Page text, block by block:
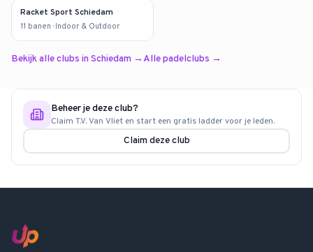
Racket Sport Schiedam
11 banen · Indoor & Outdoor
Bekijk alle clubs in Schiedam →Alle padelclubs →
Beheer je deze club?
Claim T.V. Van Vliet en start een gratis ladder voor je leden.
Claim deze club